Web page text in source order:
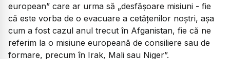
european” care ar urma să „desfăşoare misiuni - fie
că este vorba de o evacuare a cetăţenilor noştri, aşa
cum a fost cazul anul trecut în Afganistan, fie că ne
referim la o misiune europeană de consiliere sau de
formare, precum în Irak, Mali sau Niger”.